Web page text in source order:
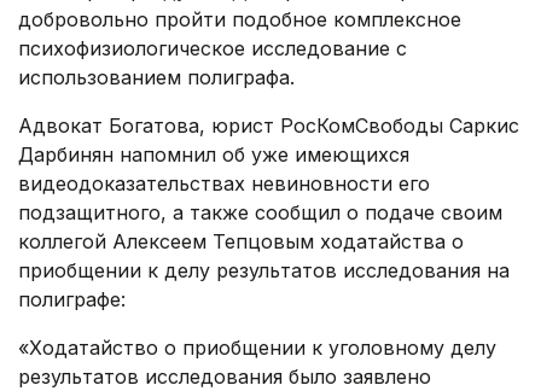
добровольно пройти подобное комплексное
психофизиологическое исследование с
использованием полиграфа.
Адвокат Богатова, юрист РосКомСвободы Саркис
Дарбинян напомнил об уже имеющихся
видеодоказательствах невиновности его
подзащитного, а также сообщил о подаче своим
коллегой Алексеем Тепцовым ходатайства о
приобщении к делу результатов исследования на
полиграфе:
«Ходатайство о приобщении к уголовному делу
результатов исследования было заявлено